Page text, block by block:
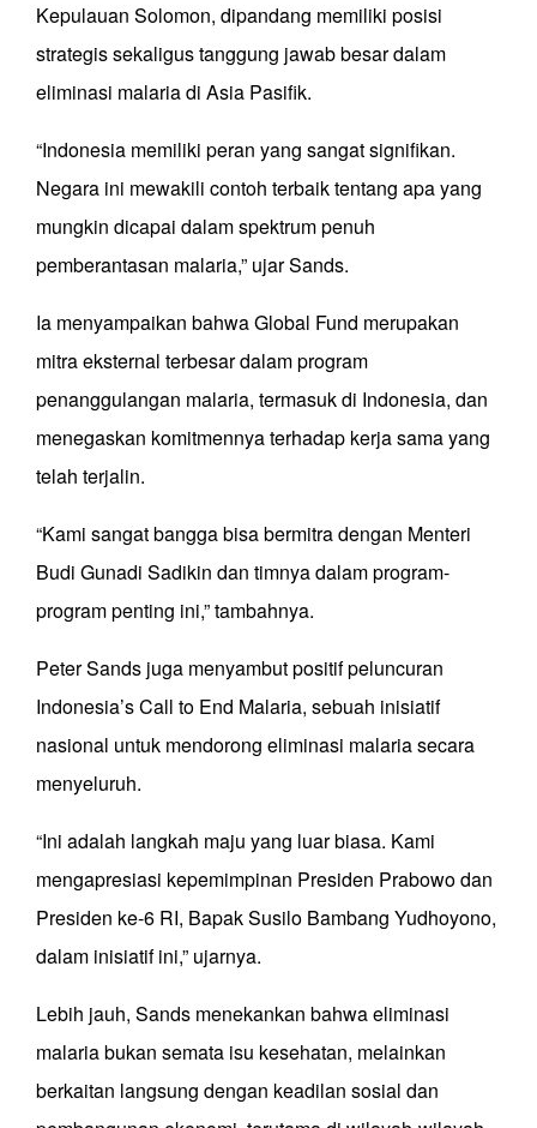
Kepulauan Solomon, dipandang memiliki posisi
strategis sekaligus tanggung jawab besar dalam
eliminasi malaria di Asia Pasifik.
“Indonesia memiliki peran yang sangat signifikan.
Negara ini mewakili contoh terbaik tentang apa yang
mungkin dicapai dalam spektrum penuh
pemberantasan malaria,” ujar Sands.
Ia menyampaikan bahwa Global Fund merupakan
mitra eksternal terbesar dalam program
penanggulangan malaria, termasuk di Indonesia, dan
menegaskan komitmennya terhadap kerja sama yang
telah terjalin.
“Kami sangat bangga bisa bermitra dengan Menteri
Budi Gunadi Sadikin dan timnya dalam program-
program penting ini,” tambahnya.
Peter Sands juga menyambut positif peluncuran
Indonesia’s Call to End Malaria, sebuah inisiatif
nasional untuk mendorong eliminasi malaria secara
menyeluruh.
“Ini adalah langkah maju yang luar biasa. Kami
mengapresiasi kepemimpinan Presiden Prabowo dan
Presiden ke-6 RI, Bapak Susilo Bambang Yudhoyono,
dalam inisiatif ini,” ujarnya.
Lebih jauh, Sands menekankan bahwa eliminasi
malaria bukan semata isu kesehatan, melainkan
berkaitan langsung dengan keadilan sosial dan